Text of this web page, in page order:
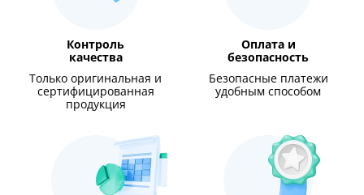
Контроль
качества
Только оригинальная и
сертифицированная
продукция
Оплата и
безопасность
Безопасные платежи
удобным способом